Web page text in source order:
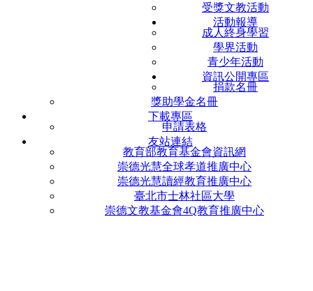
受獎文教活動
活動報導
成人終身學習
學界活動
青少年活動
資訊公開專區
捐款名冊
獎助學金名冊
下載專區
申請表格
友站連結
教育部教育基金會資訊網
崇德光慧全球孝道推廣中心
崇德光慧讀經教育推廣中心
臺北市士林社區大學
崇德文教基金會4Q教育推廣中心